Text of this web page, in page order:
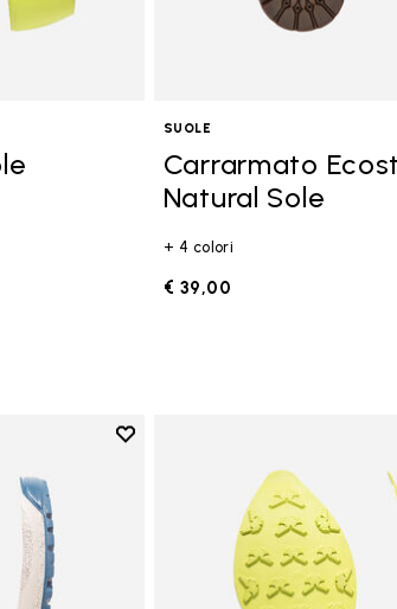
SUOLE
Carrarmato
Natural Sole
+ 4 colori
€ 39,00
Add to wishlist